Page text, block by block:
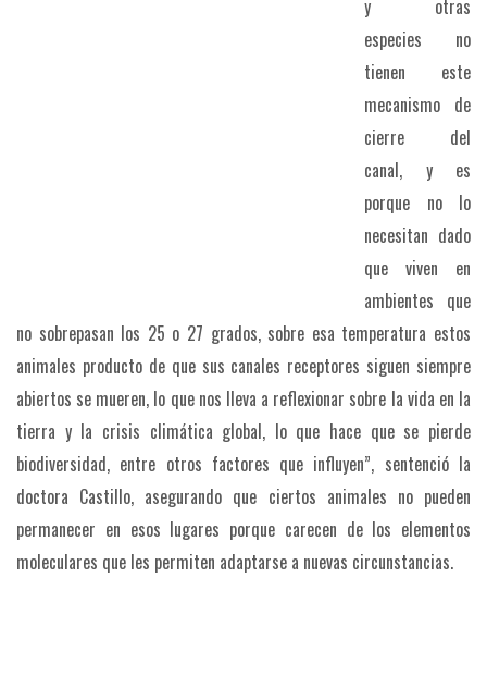
y otras
especies no
tienen este
mecanismo de
cierre del
canal, y es
porque no lo
necesitan dado
que viven en
ambientes que
no sobrepasan los 25 o 27 grados, sobre esa temperatura estos
animales producto de que sus canales receptores siguen siempre
abiertos se mueren, lo que nos lleva a reflexionar sobre la vida en la
tierra y la crisis climática global, lo que hace que se pierde
biodiversidad, entre otros factores que influyen”, sentenció la
doctora Castillo, asegurando que ciertos animales no pueden
permanecer en esos lugares porque carecen de los elementos
moleculares que les permiten adaptarse a nuevas circunstancias.